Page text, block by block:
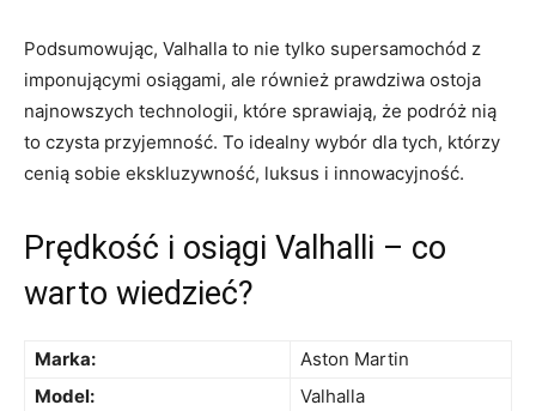
Podsumowując, Valhalla to ⁢nie ​tylko⁢ supersamochód⁣ z
imponującymi osiągami, ale również ​prawdziwa ostoja⁣
najnowszych technologii, które sprawiają, że‌ podróż‌ nią
to czysta przyjemność. To​ idealny wybór​ dla tych, którzy
cenią sobie ekskluzywność, luksus i innowacyjność.
Prędkość i osiągi Valhalli – ‌co
warto wiedzieć?
Marka:
Aston Martin
Model:
Valhalla